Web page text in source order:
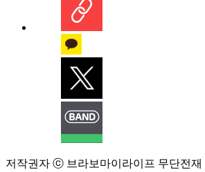
저작권자 ⓒ 브라보마이라이프 무단전재